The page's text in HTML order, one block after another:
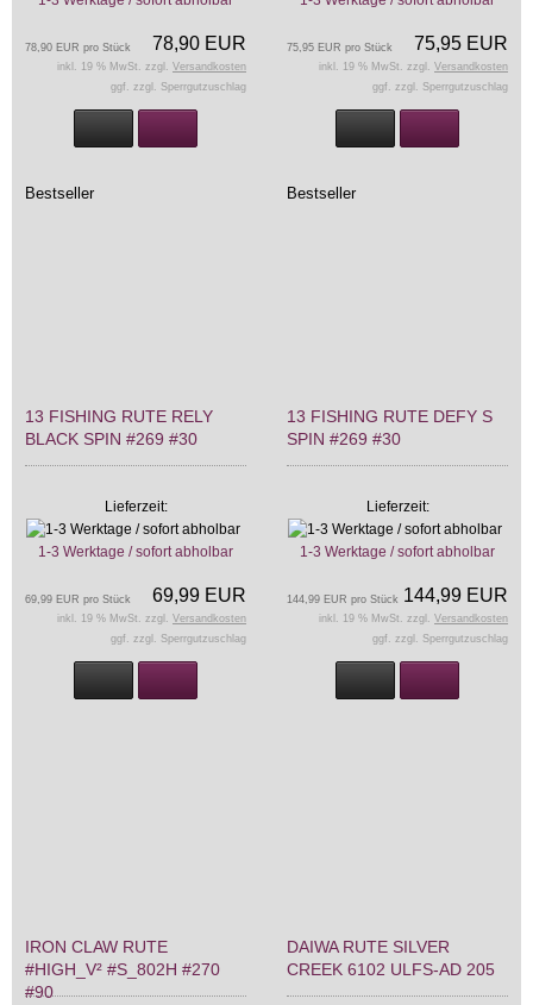
78,90 EUR
78,90 EUR pro Stück
inkl. 19 % MwSt. zzgl. Versandkosten
ggf. zzgl. Sperrgutzuschlag
75,95 EUR
75,95 EUR pro Stück
inkl. 19 % MwSt. zzgl. Versandkosten
ggf. zzgl. Sperrgutzuschlag
Bestseller
13 FISHING RUTE RELY
BLACK SPIN #269 #30
Lieferzeit:
1-3 Werktage / sofort abholbar
69,99 EUR
69,99 EUR pro Stück
inkl. 19 % MwSt. zzgl. Versandkosten
ggf. zzgl. Sperrgutzuschlag
Bestseller
13 FISHING RUTE DEFY S
SPIN #269 #30
Lieferzeit:
1-3 Werktage / sofort abholbar
144,99 EUR
144,99 EUR pro Stück
inkl. 19 % MwSt. zzgl. Versandkosten
ggf. zzgl. Sperrgutzuschlag
IRON CLAW RUTE
#HIGH_V² #S_802H #270
#90
DAIWA RUTE SILVER
CREEK 6102 ULFS-AD 205